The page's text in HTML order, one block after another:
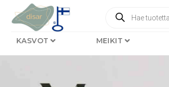
KASVOT MEIKIT